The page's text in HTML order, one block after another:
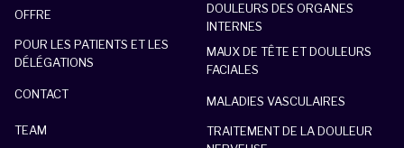
OFFRE
POUR LES PATIENTS ET LES
DÉLÉGATIONS
CONTACT
TEAM
DOULEURS DES ORGANES
INTERNES
MAUX DE TÊTE ET DOULEURS
FACIALES
MALADIES VASCULAIRES
TRAITEMENT DE LA DOULEUR